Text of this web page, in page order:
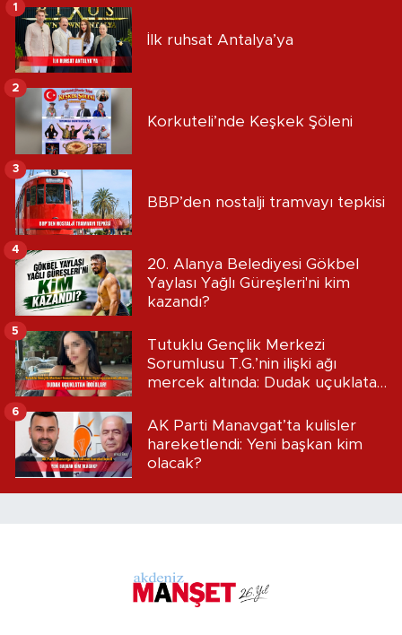
İlk ruhsat Antalya’ya
1
Korkuteli’nde Keşkek Şöleni
2
BBP’den nostalji tramvayı tepkisi
3
20. Alanya Belediyesi Gökbel
Yaylası Yağlı Güreşleri'ni kim
kazandı?
4
Tutuklu Gençlik Merkezi
Sorumlusu T.G.’nin ilişki ağı
mercek altında: Dudak uçuklatan
5
AK Parti Manavgat’ta kulisler
hareketlendi: Yeni başkan kim
olacak?
6